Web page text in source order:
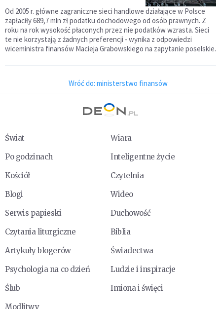
Od 2005 r. główne zagraniczne sieci handlowe działające w Polsce
zapłaciły 689,7 mln zł podatku dochodowego od osób prawnych. Z
roku na rok wysokość płaconych przez nie podatków wzrasta. Sieci
te nie korzystają z żadnych preferencji - wynika z odpowiedzi
wiceministra finansów Macieja Grabowskiego na zapytanie poselskie.
Wróć do: ministerstwo finansów
Świat
Wiara
Po godzinach
Inteligentne życie
Kościół
Czytelnia
Blogi
Wideo
Serwis papieski
Duchowość
Czytania liturgiczne
Biblia
Artykuły blogerów
Świadectwa
Psychologia na co dzień
Ludzie i inspiracje
Ślub
Imiona i święci
Modlitwy